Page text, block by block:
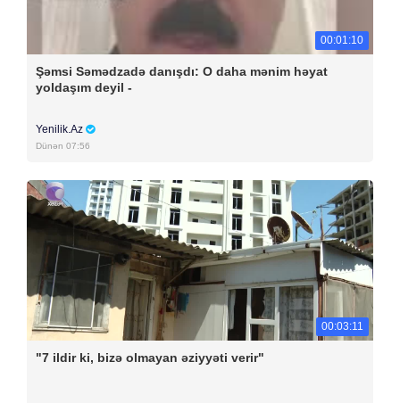
00:01:10
Şəmsi Səmədzadə danışdı: O daha mənim həyat
yoldaşım deyil -
Yenilik.Az
Dünən 07:56
00:03:11
"7 ildir ki, bizə olmayan əziyyəti verir"